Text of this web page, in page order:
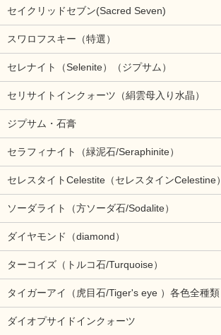
セイクリッドセブン(Sacred Seven)
スワロフスキー（特選）
セレナイト（Selenite）（ジプサム）
セリサイトインクォーツ（絹雲母入り水晶）
ジプサム・石膏
セラフィナイト（緑泥石/Seraphinite）
セレスタイトCelestite（セレスタインCelestine）
ソーダライト（方ソーダ石/Sodalite）
ダイヤモンド（diamond）
ターコイズ（トルコ石/Turquoise）
タイガーアイ（虎目石/Tiger's eye ）各色全種類
ダイオプサイドインクォーツ